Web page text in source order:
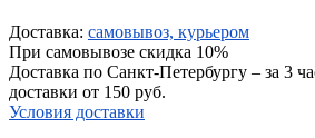
Доставка: самовывоз, курьером
При самовывозе скидка 10%
Доставка по Санкт-Петербургу – за 3
доставки от 150 руб.
Условия доставки